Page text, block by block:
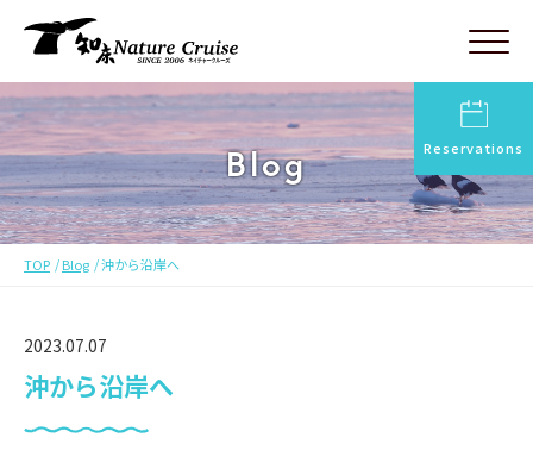
Reservations
Blog
TOP Blog 沖から沿岸へ
2023.07.07
沖から沿岸へ